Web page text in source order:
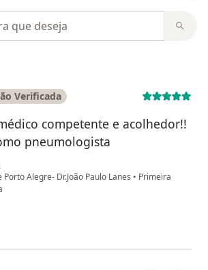
Verificada
competente e acolhedor!!
pneumologista
Alegre- Dr.João Paulo Lanes • Primeira
I.O.M